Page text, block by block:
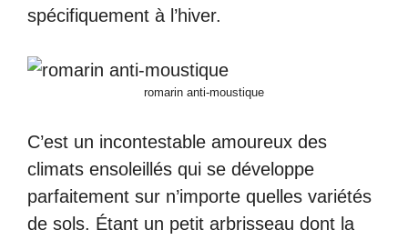
spécifiquement à l’hiver.
romarin anti-moustique
C’est un incontestable amoureux des
climats ensoleillés qui se développe
parfaitement sur n’importe quelles variétés
de sols. Étant un petit arbrisseau dont la